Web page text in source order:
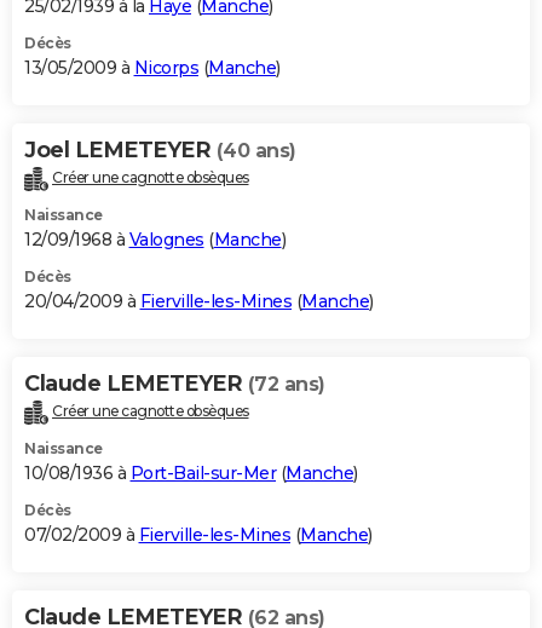
25/02/1939 à la Haye (Manche)
Décès
13/05/2009 à Nicorps (Manche)
Joel LEMETEYER (40 ans)
Créer une cagnotte obsèques
Naissance
12/09/1968 à Valognes (Manche)
Décès
20/04/2009 à Fierville-les-Mines (Manche)
Claude LEMETEYER (72 ans)
Créer une cagnotte obsèques
Naissance
10/08/1936 à Port-Bail-sur-Mer(Manche)
Décès
07/02/2009 à Fierville-les-Mines (Manche)
Claude LEMETEYER (62 ans)